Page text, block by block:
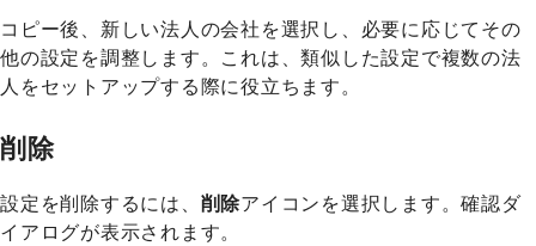
コピー後、新しい法人の会社を選択し、必要に応じてその
他の設定を調整します。これは、類似した設定で複数の法
人をセットアップする際に役立ちます。
削除
設定を削除するには、 削除アイコンを選択します。確認ダ
イアログが表示されます。